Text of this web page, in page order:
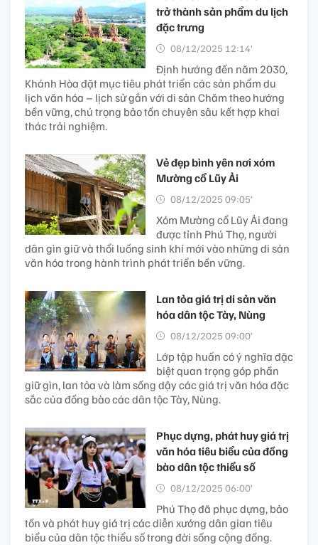
trở thành sản phẩm du lịch
đặc trưng
08/12/2025 12:14’
Định hướng đến năm 2030,
Khánh Hòa đặt mục tiêu phát triển các sản phẩm du
lịch văn hóa – lịch sử gắn với di sản Chăm theo hướng
bền vững, chú trọng bảo tồn chuyên sâu kết hợp khai
thác trải nghiệm.
Vẻ đẹp bình yên nơi xóm
Mường cổ Lũy Ải
08/12/2025 09:05’
Xóm Mường cổ Lũy Ải đang
được tỉnh Phú Thọ, người
dân gìn giữ và thổi luồng sinh khí mới vào những di sản
văn hóa trong hành trình phát triển bền vững.
Lan tỏa giá trị di sản văn
hóa dân tộc Tày, Nùng
08/12/2025 09:00’
Lớp tập huấn có ý nghĩa đặc
biệt quan trọng góp phần
giữ gìn, lan tỏa và làm sống dậy các giá trị văn hóa đặc
sắc của đồng bào các dân tộc Tày, Nùng.
Phục dựng, phát huy giá trị
văn hóa tiêu biểu của đồng
bào dân tộc thiểu số
08/12/2025 06:00’
Phú Thọ đã phục dựng, bảo
tồn và phát huy giá trị các diễn xướng dân gian tiêu
biểu của dân tộc thiểu số trong đời sống cộng đồng.